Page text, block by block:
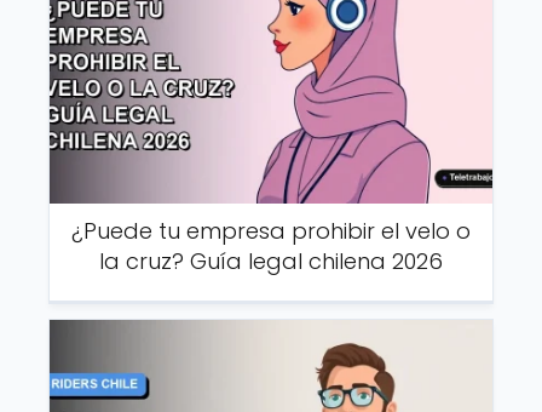
¿Puede tu empresa prohibir el velo o
la cruz? Guía legal chilena 2026